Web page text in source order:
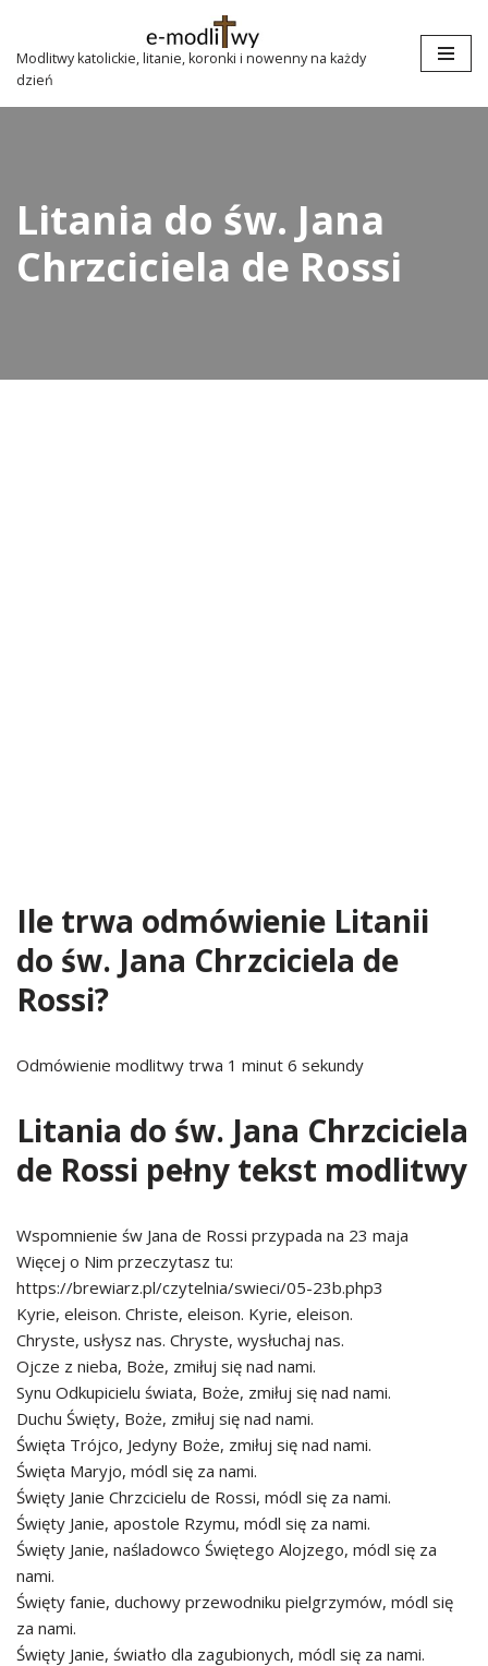
Przejdź
do
treści
Modlitwy katolickie, litanie, koronki i nowenny na każdy
dzień
Litania do św. Jana
Chrzciciela de Rossi
Ile trwa odmówienie Litanii
do św. Jana Chrzciciela de
Rossi?
Odmówienie modlitwy trwa 1 minut 6 sekundy
Litania do św. Jana Chrzciciela
de Rossi pełny tekst modlitwy
Wspomnienie św Jana de Rossi przypada na 23 maja
Więcej o Nim przeczytasz tu:
https://brewiarz.pl/czytelnia/swieci/05-23b.php3
Kyrie, eleison. Christe, eleison. Kyrie, eleison.
Chryste, usłysz nas. Chryste, wysłuchaj nas.
Ojcze z nieba, Boże, zmiłuj się nad nami.
Synu Odkupicielu świata, Boże, zmiłuj się nad nami.
Duchu Święty, Boże, zmiłuj się nad nami.
Święta Trójco, Jedyny Boże, zmiłuj się nad nami.
Święta Maryjo, módl się za nami.
Święty Janie Chrzcicielu de Rossi, módl się za nami.
Święty Janie, apostole Rzymu, módl się za nami.
Święty Janie, naśladowco Świętego Alojzego, módl się za
nami.
Święty fanie, duchowy przewodniku pielgrzymów, módl się
za nami.
Święty Janie, światło dla zagubionych, módl się za nami.